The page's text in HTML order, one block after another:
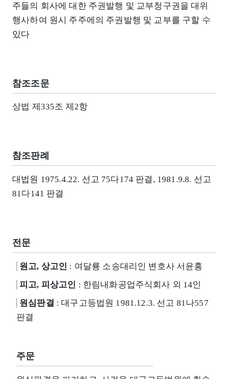
주들의 회사에 대한 주권발행 및 교부청구권을 대위
행사하여 원시 주주에의 주권발행 및 교부를 구할 수
있다
참조조문
상법 제335조 제2항
참조판례
대법원 1975.4.22. 선고 75다174 판결, 1981.9.8. 선고
81다141 판결
전문
원고, 상고인 : 여달룡 소송대리인 변호사 서윤홍
피고, 피상고인 : 한림내화공업주식회사 외 14인
원심판결 : 대구고등법원 1981.12.3. 선고 81나557
판결
주문